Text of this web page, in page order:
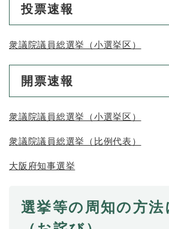
投票速報
衆議院議員総選挙（小選挙区）
開票速報
衆議院議員総選挙（小選挙区）
衆議院議員総選挙（比例代表）
大阪府知事選挙
選挙等の周知の方法